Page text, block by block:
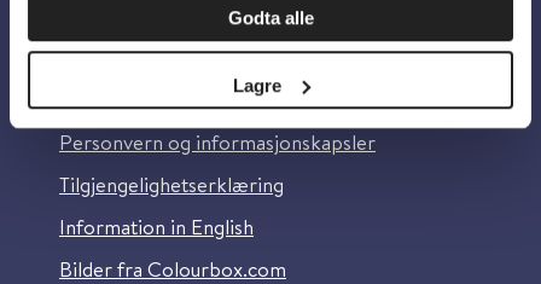
Godta alle
Lagre
Om Helsebiblioteket
Personvern og informasjonskapsler
Tilgjengelighetserklæring
Information in English
Bilder fra Colourbox.com